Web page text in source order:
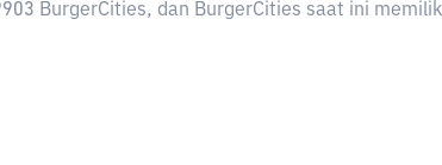
BurgerCities, dan BurgerCities saat ini